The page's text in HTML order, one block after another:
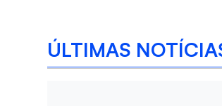
ÚLTIMAS